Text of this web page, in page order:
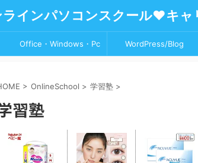
ラインパソコンスクール♥キャ
Office・Windows・Pc WordPress/Blog
> OnlineSchool > 学習塾 >
習塾